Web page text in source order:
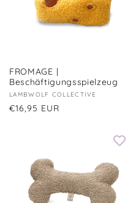
FROMAGE |
Beschäftigungsspielzeug
Anbieter:
LAMBWOLF COLLECTIVE
Normaler
€16,95 EUR